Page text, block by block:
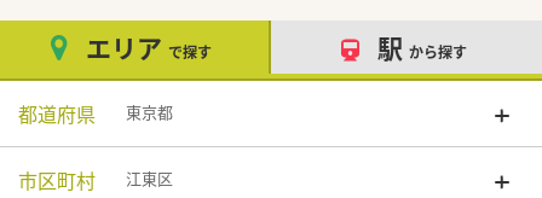
エリア で探す 駅 から探す
都道府県 東京都
市区町村 江東区